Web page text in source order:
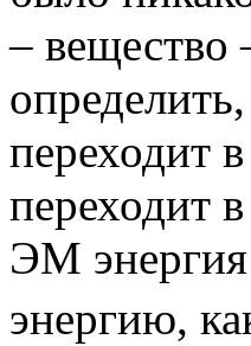
– вещество
переходит
переходит
ЭМ
энергию,